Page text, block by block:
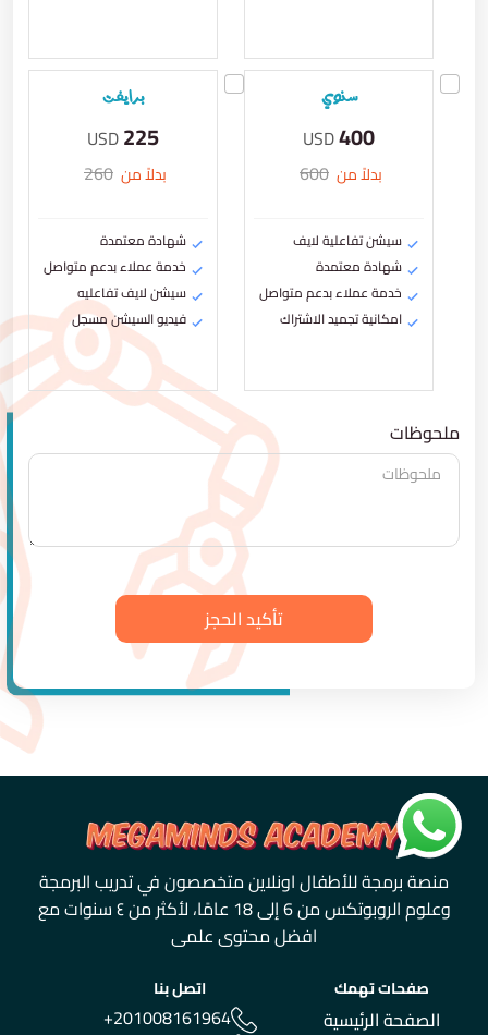
سنوي
400
USD
بدلاً من 600
سيشن تفاعلية لايف
شهادة معتمدة
خدمة عملاء بدعم متواصل
امكانية تجميد الاشتراك
برايفت
225
USD
بدلاً من 260
شهادة معتمدة
خدمة عملاء بدعم متواصل
سيشن لايف تفاعليه
فيديو السيشن مسجل
ملحوظات
منصة برمجة للأطفال اونلاين متخصصون في تدريب البرمجة
وعلوم الروبوتكس من 6 إلى 18 عامًا، لأكثر من ٤ سنوات مع
افضل محتوى علمى
صفحات تهمك
الصفحة الرئيسية
اتصل بنا
+201008161964